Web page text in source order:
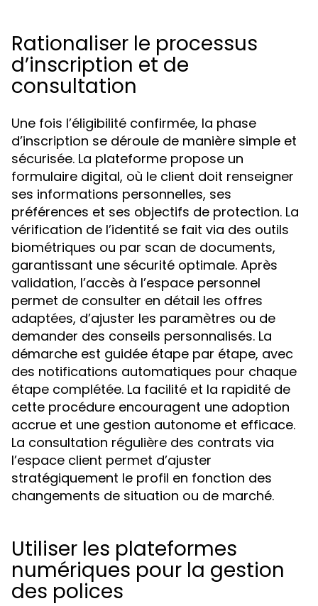
Rationaliser le processus
d’inscription et de
consultation
Une fois l’éligibilité confirmée, la phase
d’inscription se déroule de manière simple et
sécurisée. La plateforme propose un
formulaire digital, où le client doit renseigner
ses informations personnelles, ses
préférences et ses objectifs de protection. La
vérification de l’identité se fait via des outils
biométriques ou par scan de documents,
garantissant une sécurité optimale. Après
validation, l’accès à l’espace personnel
permet de consulter en détail les offres
adaptées, d’ajuster les paramètres ou de
demander des conseils personnalisés. La
démarche est guidée étape par étape, avec
des notifications automatiques pour chaque
étape complétée. La facilité et la rapidité de
cette procédure encouragent une adoption
accrue et une gestion autonome et efficace.
La consultation régulière des contrats via
l’espace client permet d’ajuster
stratégiquement le profil en fonction des
changements de situation ou de marché.
Utiliser les plateformes
numériques pour la gestion
des polices